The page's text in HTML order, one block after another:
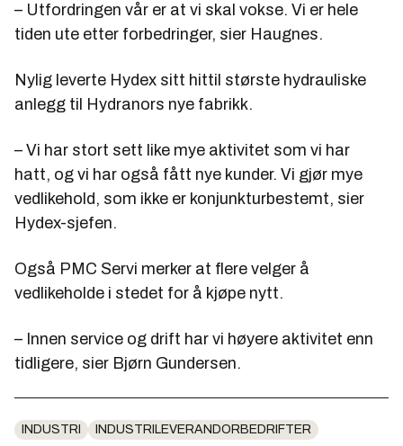
– Utfordringen vår er at vi skal vokse. Vi er hele
tiden ute etter forbedringer, sier Haugnes.
Nylig leverte Hydex sitt hittil største hydrauliske
anlegg til Hydranors nye fabrikk.
– Vi har stort sett like mye aktivitet som vi har
hatt, og vi har også fått nye kunder. Vi gjør mye
vedlikehold, som ikke er konjunkturbestemt, sier
Hydex-sjefen.
Også PMC Servi merker at flere velger å
vedlikeholde i stedet for å kjøpe nytt.
– Innen service og drift har vi høyere aktivitet enn
tidligere, sier Bjørn Gundersen.
INDUSTRI INDUSTRILEVERANDORBEDRIFTER